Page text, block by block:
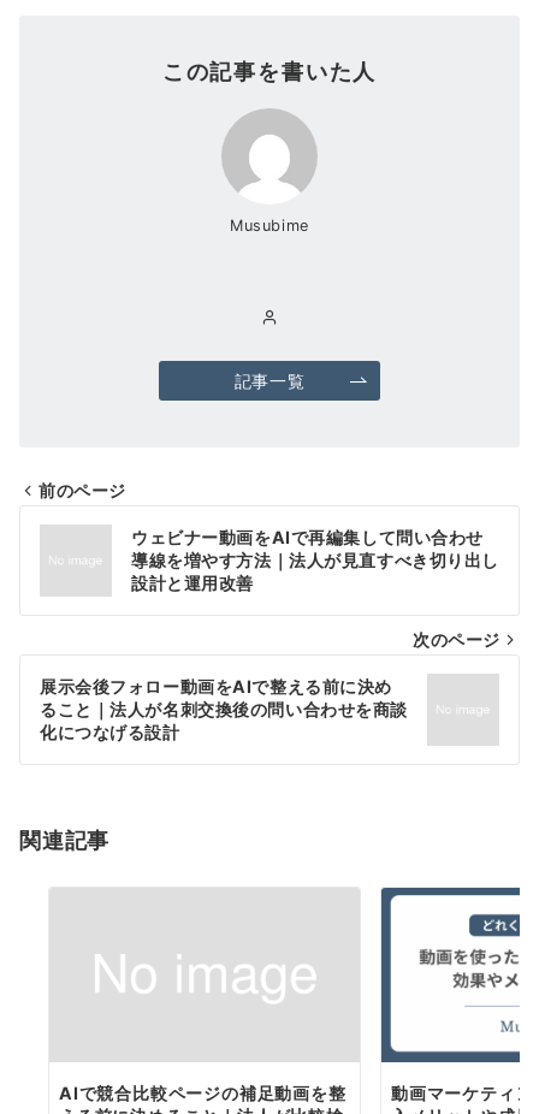
この記事を書いた人
Musubime
記事一覧
投
ナ
ビ
ゲ
ー
シ
ン
前のページ
ウェビナー動画をAIで再編集して問い合わせ
導線を増やす方法｜法人が見直すべき切り出し
設計と運用改善
次のページ
展示会後フォロー動画をAIで整える前に決め
ること｜法人が名刺交換後の問い合わせを商談
化につなげる設計
関連記事
AIで競合比較ページの補足動画を整
動画マーケティ